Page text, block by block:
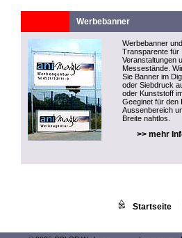
Werbebanner
Werbebanner und
Transparente für
Veranstaltungen
Messestände.
Sie Banner im
oder Siebdruck
oder Kunststoff
Geeginet für den
Aussenbereich
Breite nahtlos.
>> mehr
Startseite